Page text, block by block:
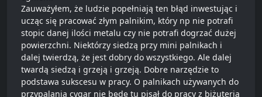
Zauważyłem, że ludzie popełniają ten błąd inwestując i
ucząc się pracować złym palnikim, który np nie potrafi
stopic danej ilości metalu czy nie potrafi dogrzać dużej
powierzchni. Niektórzy siedzą przy mini palnikach i
dalej twierdzą, że jest dobry do wszystkiego. Ale dalej
twardą siedzą i grzeją i grzeją. Dobre narzędzie to
podstawa sukscesu w pracy. O palnikach używanych do
przypalania cygar nie będę tu pisał do pracy z biżuterią